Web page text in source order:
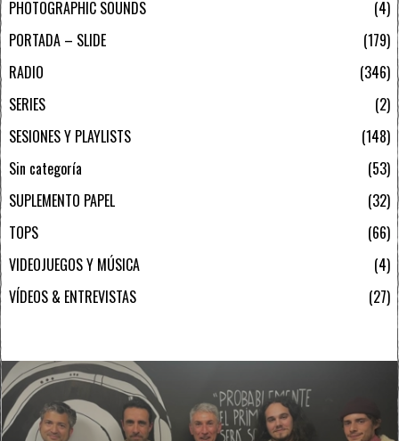
PHOTOGRAPHIC SOUNDS
4
PORTADA – SLIDE
179
RADIO
346
SERIES
2
SESIONES Y PLAYLISTS
148
Sin categoría
53
SUPLEMENTO PAPEL
32
TOPS
66
VIDEOJUEGOS Y MÚSICA
4
VÍDEOS & ENTREVISTAS
27